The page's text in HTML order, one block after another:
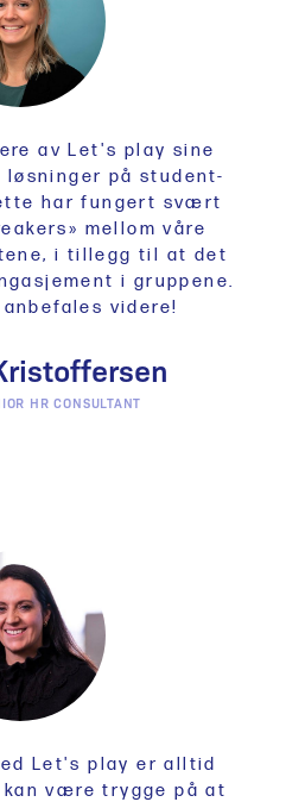
av Let's play sine
på student-
har fungert svært
mellom våre
i tillegg til at det
i gruppene.
videre!
HR CONSULTANT
Let's play er alltid
være trygge på at